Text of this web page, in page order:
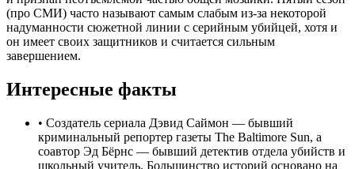
(про СМИ) часто называют самым слабым из-за некоторой
надуманности сюжетной линии с серийным убийцей, хотя и
он имеет своих защитников и считается сильным
завершением.
Интересные факты
• Создатель сериала Дэвид Саймон — бывший
криминальный репортер газеты The Baltimore Sun, а
соавтор Эд Бёрнс — бывший детектив отдела убийств и
школьный учитель. Большинство историй основано на